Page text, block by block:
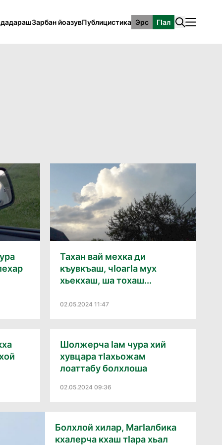
Зарбан йоазувПублицистика Эрс ГӀал
Тахан вай мехка ди
къувкъаш, чӀоагӀа мух
хьекхаш, ша тохаш...
02.05.2024 11:47
Шолжерча Ӏам чура хий
хувцара тӀахьожам
лоаттабу болхлоша
02.05.2024 09:36
Болхлой хилар, МагӀалбика
кхалерча кхаш тӀара хьал